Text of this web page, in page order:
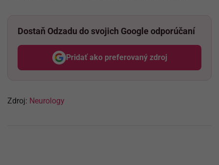
Dostaň Odzadu do svojich Google odporúčaní
Pridať ako preferovaný zdroj
Odzadu, odkaz sa otvorí v
Zdroj: Neurology